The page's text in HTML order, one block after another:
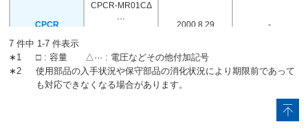
CPCR
CPCR-MR01CΔ
···
2000.8.29 -
7 件中 1-7 件表示
∗1
□ : 容量 △··· : 電圧などその他付加記号
∗2
使用部品の入手状況や保守部品の消化状況により期限前であって
も対応できなくなる場合があります。